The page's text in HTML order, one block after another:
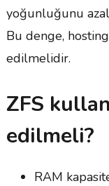
yoğunluğunu
Bu denge,
edilmelidir.
ZFS
edilmeli?
RAM